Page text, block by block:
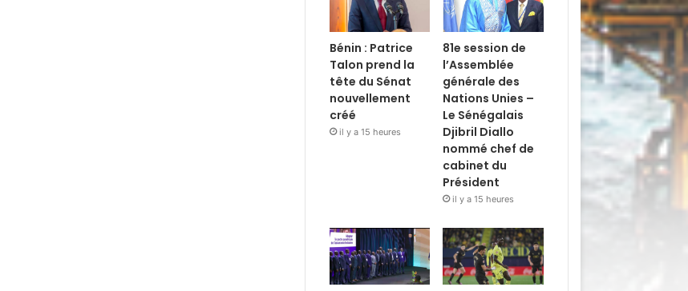
Bénin : Patrice
Talon prend la
tête du Sénat
nouvellement
créé
il y a 15 heures
81e session de
l’Assemblée
générale des
Nations Unies –
Le Sénégalais
Djibril Diallo
nommé chef de
cabinet du
Président
il y a 15 heures